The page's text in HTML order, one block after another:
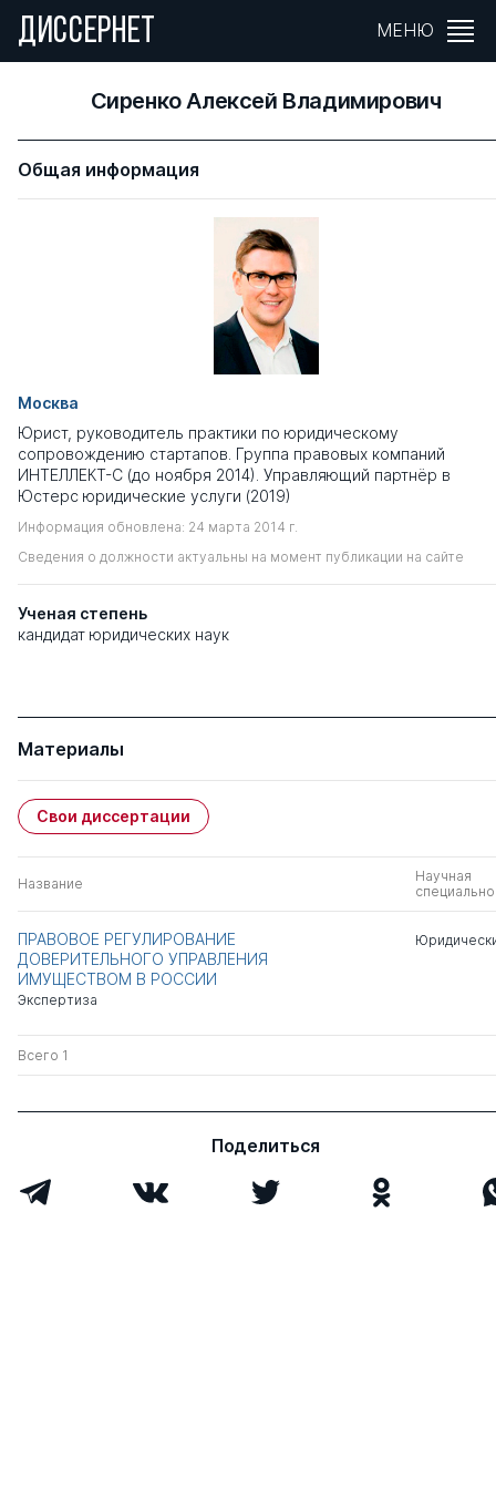
ДИССЕРНЕТ МЕНЮ
Сиренко Алексей Владимирович
Общая информация
Москва
Юрист, руководитель практики по юридическому
сопровождению стартапов. Группа правовых компаний
ИНТЕЛЛЕКТ-С (до ноября 2014). Управляющий партнёр в
Юстерс юридические услуги (2019)
Информация обновлена: 24 марта 2014 г.
Сведения о должности актуальны на момент публикации на сайте
Ученая степень
кандидат юридических наук
Материалы
Свои диссертации
Название
Научная
ПРАВОВОЕ РЕГУЛИРОВАНИЕ
ДОВЕРИТЕЛЬНОГО УПРАВЛЕНИЯ
ИМУЩЕСТВОМ В РОССИИ
Экспертиза
Всего 1
Поделиться